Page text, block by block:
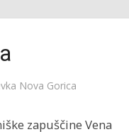
Nova Gorica
zapuščine Vena